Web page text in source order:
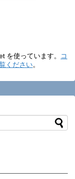
を使っています。
コ
ください。